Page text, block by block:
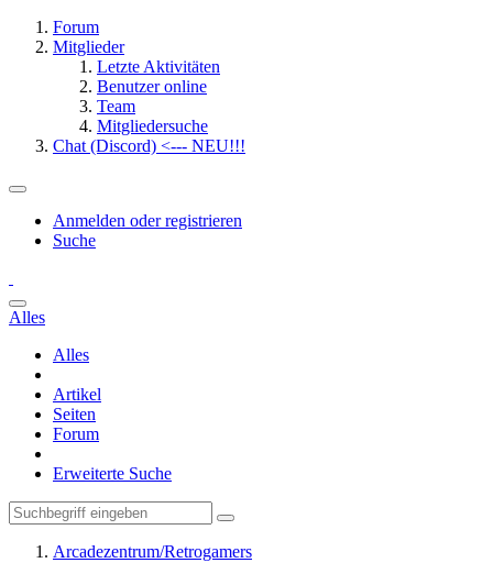
Forum
Mitglieder
Letzte Aktivitäten
Benutzer online
Team
Mitgliedersuche
Chat (Discord) <--- NEU!!!
Anmelden oder registrieren
Suche
Alles
Alles
Artikel
Seiten
Forum
Erweiterte Suche
Arcadezentrum/Retrogamers